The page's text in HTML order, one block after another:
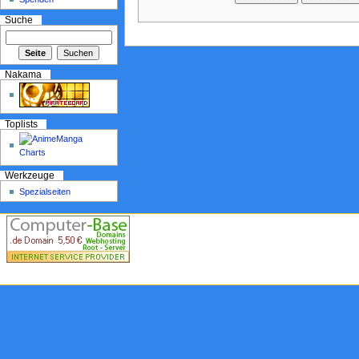
Suche
Nakama
Toplists
Werkzeuge
Spezialseiten